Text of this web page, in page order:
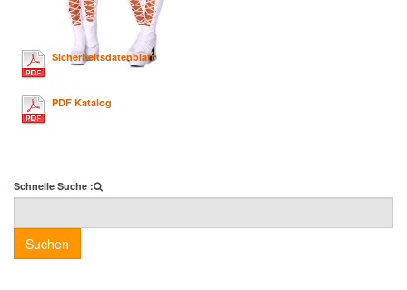
Sicherheitsdatenblatt
PDF Katalog
Schnelle Suche :
Suchen